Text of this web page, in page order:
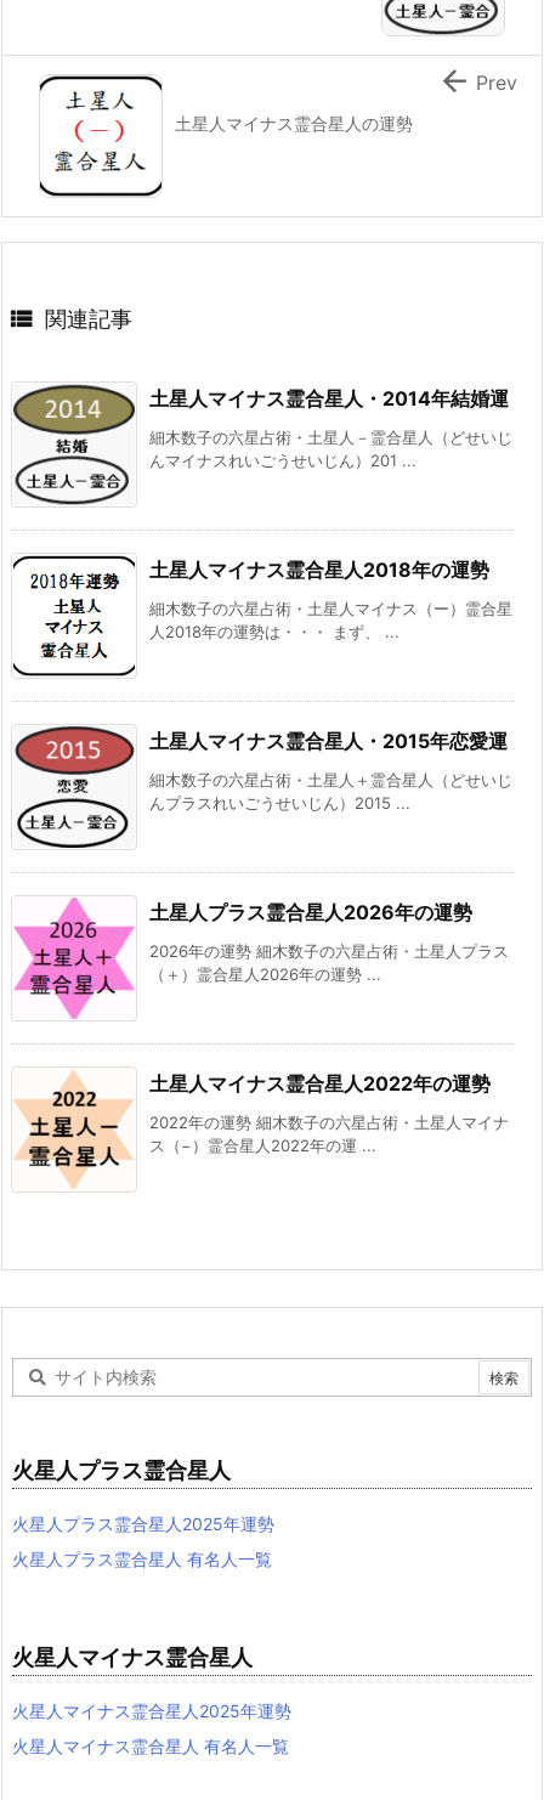
土星人マイナス霊合星人の運勢
 Prev
 関連記事
土星人マイナス霊合星人・2014年結婚運
細木数子の六星占術・土星人－霊合星人（どせいじ
んマイナスれいごうせいじん）201 ...
土星人マイナス霊合星人2018年の運勢
細木数子の六星占術・土星人マイナス（ー）霊合星
人2018年の運勢は・・・ まず、 ...
土星人マイナス霊合星人・2015年恋愛運
細木数子の六星占術・土星人＋霊合星人（どせいじ
んプラスれいごうせいじん）2015 ...
土星人プラス霊合星人2026年の運勢
2026年の運勢 細木数子の六星占術・土星人プラス
（＋）霊合星人2026年の運勢 ...
土星人マイナス霊合星人2022年の運勢
2022年の運勢 細木数子の六星占術・土星人マイナ
ス（−）霊合星人2022年の運 ...
火星人プラス霊合星人
火星人プラス霊合星人2025年運勢
火星人プラス霊合星人 有名人一覧
火星人マイナス霊合星人
火星人マイナス霊合星人2025年運勢
火星人マイナス霊合星人 有名人一覧